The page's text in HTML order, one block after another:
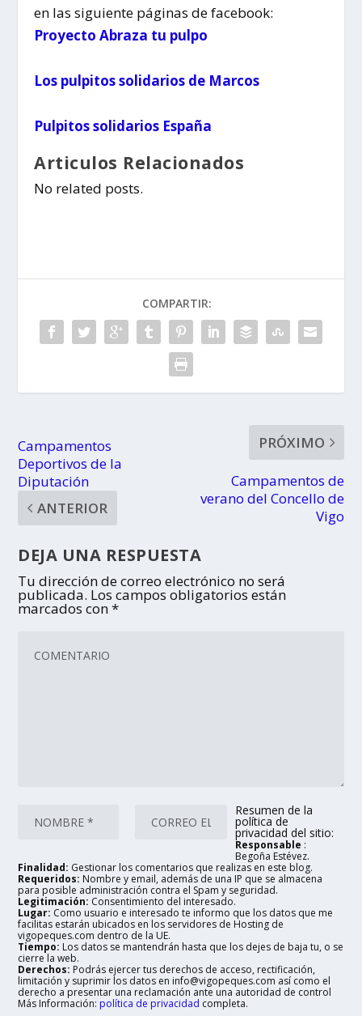
en las siguiente páginas de facebook:
Proyecto Abraza tu pulpo
Los pulpitos solidarios de Marcos
Pulpitos solidarios España
Articulos Relacionados
No related posts.
COMPARTIR:
Campamentos
Deportivos de la
Diputación
ANTERIOR
PRÓXIMO
Campamentos de
verano del Concello de
Vigo
DEJA UNA RESPUESTA
Tu dirección de correo electrónico no será
publicada. Los campos obligatorios están
marcados con*
Resumen de la
política de
privacidad del sitio:
Responsable :
Begoña Estévez.
Finalidad: Gestionar los comentarios que realizas en este blog.
Requeridos: Nombre y email, además de una IP que se almacena
para posible administración contra el Spam y seguridad.
Legitimación: Consentimiento del interesado.
Lugar: Como usuario e interesado te informo que los datos que me
facilitas estarán ubicados en los servidores de Hosting de
vigopeques.com dentro de la UE.
Tiempo: Los datos se mantendrán hasta que los dejes de baja tu, o se
cierre la web.
Derechos: Podrás ejercer tus derechos de acceso, rectificación,
limitación y suprimir los datos en info@vigopeques.com así como el
derecho a presentar una reclamación ante una autoridad de control
Más Información: política de privacidad completa.